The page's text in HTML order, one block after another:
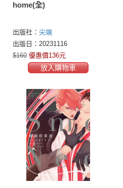
home(全)
出版社： 尖端
出版日：20231116
$160 優惠價136元
放入購物車